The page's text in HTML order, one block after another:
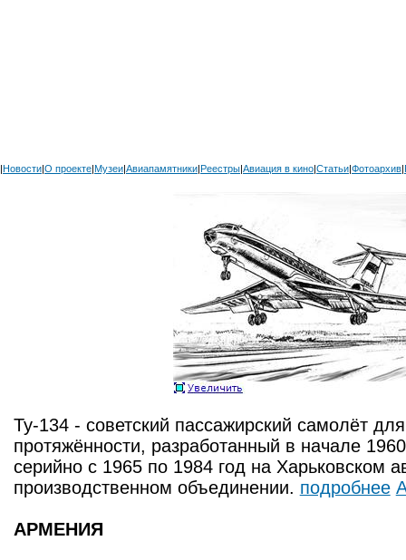
|Новости|О проекте|Музеи|Авиапамятники|Реестры|Авиация в кино|Статьи|Фотоархив|
Ту-134 - советский пассажирский самолёт
протяжённости, разработанный в начале
серийно с 1965 по 1984 год на Харьковском
производственном объединении. подробнее
АРМЕНИЯ